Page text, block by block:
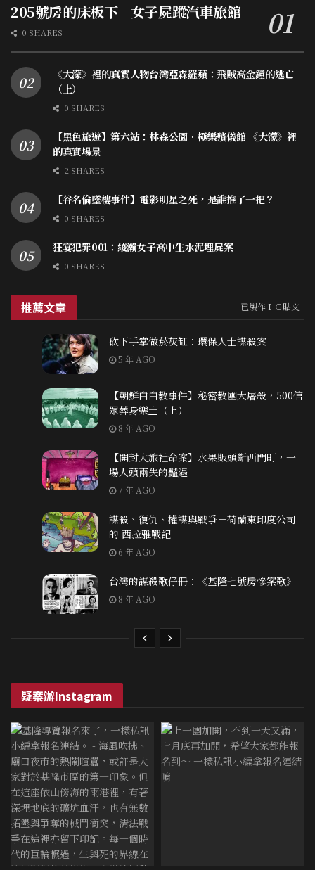
205號房的床板下 女子屍蹤汽車旅館
0 SHARES
《大濛》裡的真實人物台灣亞森羅蘋：飛賊高金鐘的逃亡
（上）
0 SHARES
【黑色旅遊】第六站：林森公園．極樂殯儀館 《大濛》裡
的真實場景
2 SHARES
【谷名倫墜樓事件】電影明星之死，是誰推了一把？
0 SHARES
狂宴犯罪001：綾瀨女子高中生水泥埋屍案
0 SHARES
推薦文章 已製作ＩＧ貼文
砍下手掌做菸灰缸：環保人士謀殺案
5 年 AGO
【朝鮮白白教事件】秘密教團大屠殺，500信
眾葬身樂土（上）
8 年 AGO
【開封大旅社命案】水果販頭斷西門町，一
場人頭兩失的豔遇
7 年 AGO
謀殺、復仇、權謀與戰爭－荷蘭東印度公司
的 西拉雅戰記
6 年 AGO
台灣的謀殺歌仔冊：《基隆七號房慘案歌》
8 年 AGO
疑案辦Instagram